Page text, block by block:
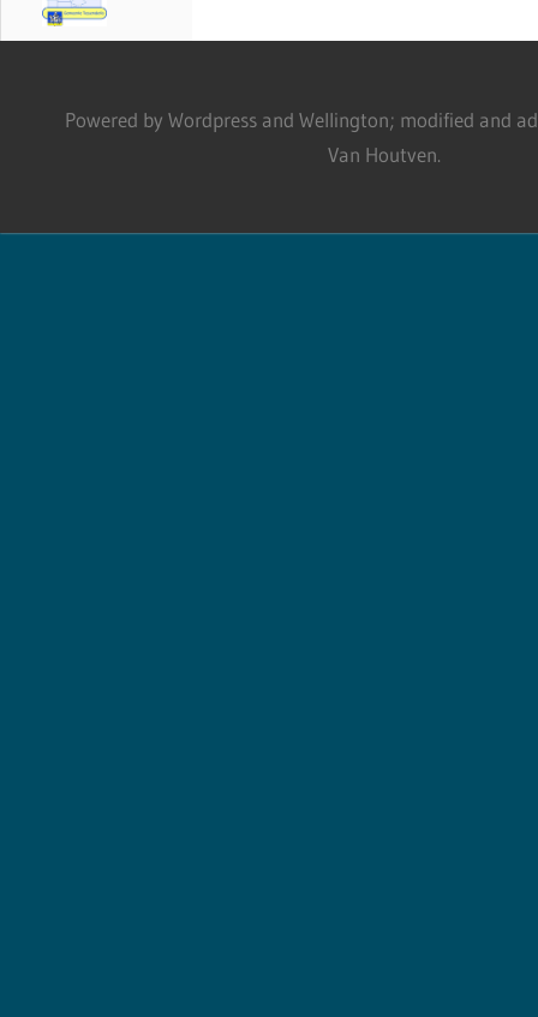
Powered by Wordpress and Wellington; modified and
Van Houtven.